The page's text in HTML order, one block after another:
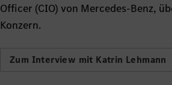
Officer (CIO) von Mercedes-Benz,
Konzern.
Zum Interview mit Katrin Lehmann